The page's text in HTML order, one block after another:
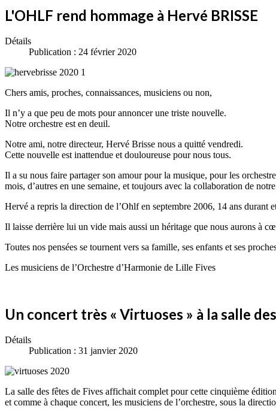
L'OHLF rend hommage à Hervé BRISSE
Détails
Publication : 24 février 2020
Chers amis, proches, connaissances, musiciens ou non,
Il n’y a que peu de mots pour annoncer une triste nouvelle.
Notre orchestre est en deuil.
Notre ami, notre directeur, Hervé Brisse nous a quitté vendredi.
Cette nouvelle est inattendue et douloureuse pour nous tous.
Il a su nous faire partager son amour pour la musique, pour les
mois, d’autres en une semaine, et toujours avec la collaboration de
Hervé a repris la direction de l’Ohlf en septembre 2006, 14 ans
Il laisse derrière lui un vide mais aussi un héritage que nous aurons à
Toutes nos pensées se tournent vers sa famille, ses enfants et ses
Les musiciens de l’Orchestre d’Harmonie de Lille Fives
Un concert très « Virtuoses » à la salle
Détails
Publication : 31 janvier 2020
La salle des fêtes de Fives affichait complet pour cette cinquième
et comme à chaque concert, les musiciens de l’orchestre, sous la